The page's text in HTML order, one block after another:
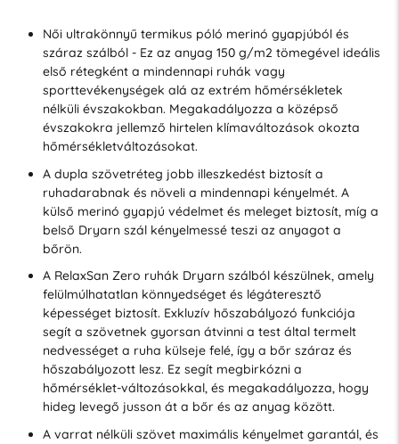
Női ultrakönnyű termikus póló merinó gyapjúból és
száraz szálból - Ez az anyag 150 g/m2 tömegével ideális
első rétegként a mindennapi ruhák vagy
sporttevékenységek alá az extrém hőmérsékletek
nélküli évszakokban. Megakadályozza a középső
évszakokra jellemző hirtelen klímaváltozások okozta
hőmérsékletváltozásokat.
A dupla szövetréteg jobb illeszkedést biztosít a
ruhadarabnak és növeli a mindennapi kényelmét. A
külső merinó gyapjú védelmet és meleget biztosít, míg a
belső Dryarn szál kényelmessé teszi az anyagot a
bőrön.
A RelaxSan Zero ruhák Dryarn szálból készülnek, amely
felülmúlhatatlan könnyedséget és légáteresztő
képességet biztosít. Exkluzív hőszabályozó funkciója
segít a szövetnek gyorsan átvinni a test által termelt
nedvességet a ruha külseje felé, így a bőr száraz és
hőszabályozott lesz. Ez segít megbirkózni a
hőmérséklet-változásokkal, és megakadályozza, hogy
hideg levegő jusson át a bőr és az anyag között.
A varrat nélküli szövet maximális kényelmet garantál, és